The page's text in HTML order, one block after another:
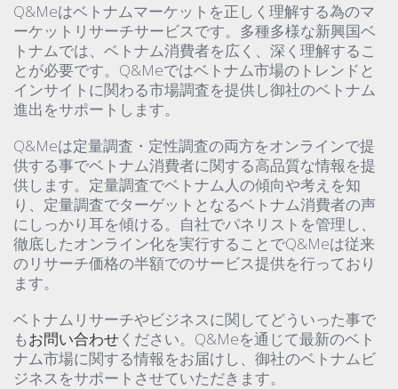
Q&Meはベトナムマーケットを正しく理解する為のマ
ーケットリサーチサービスです。多種多様な新興国ベ
トナムでは、ベトナム消費者を広く、深く理解するこ
とが必要です。Q&Meではベトナム市場のトレンドと
インサイトに関わる市場調査を提供し御社のベトナム
進出をサポートします。
Q&Meは定量調査・定性調査の両方をオンラインで提
供する事でベトナム消費者に関する高品質な情報を提
供します。定量調査でベトナム人の傾向や考えを知
り、定量調査でターゲットとなるベトナム消費者の声
にしっかり耳を傾ける。自社でパネリストを管理し、
徹底したオンライン化を実行することでQ&Meは従来
のリサーチ価格の半額でのサービス提供を行っており
ます。
ベトナムリサーチやビジネスに関してどういった事で
もお問い合わせください。Q&Meを通じて最新のベト
ナム市場に関する情報をお届けし、御社のベトナムビ
ジネスをサポートさせていただきます。